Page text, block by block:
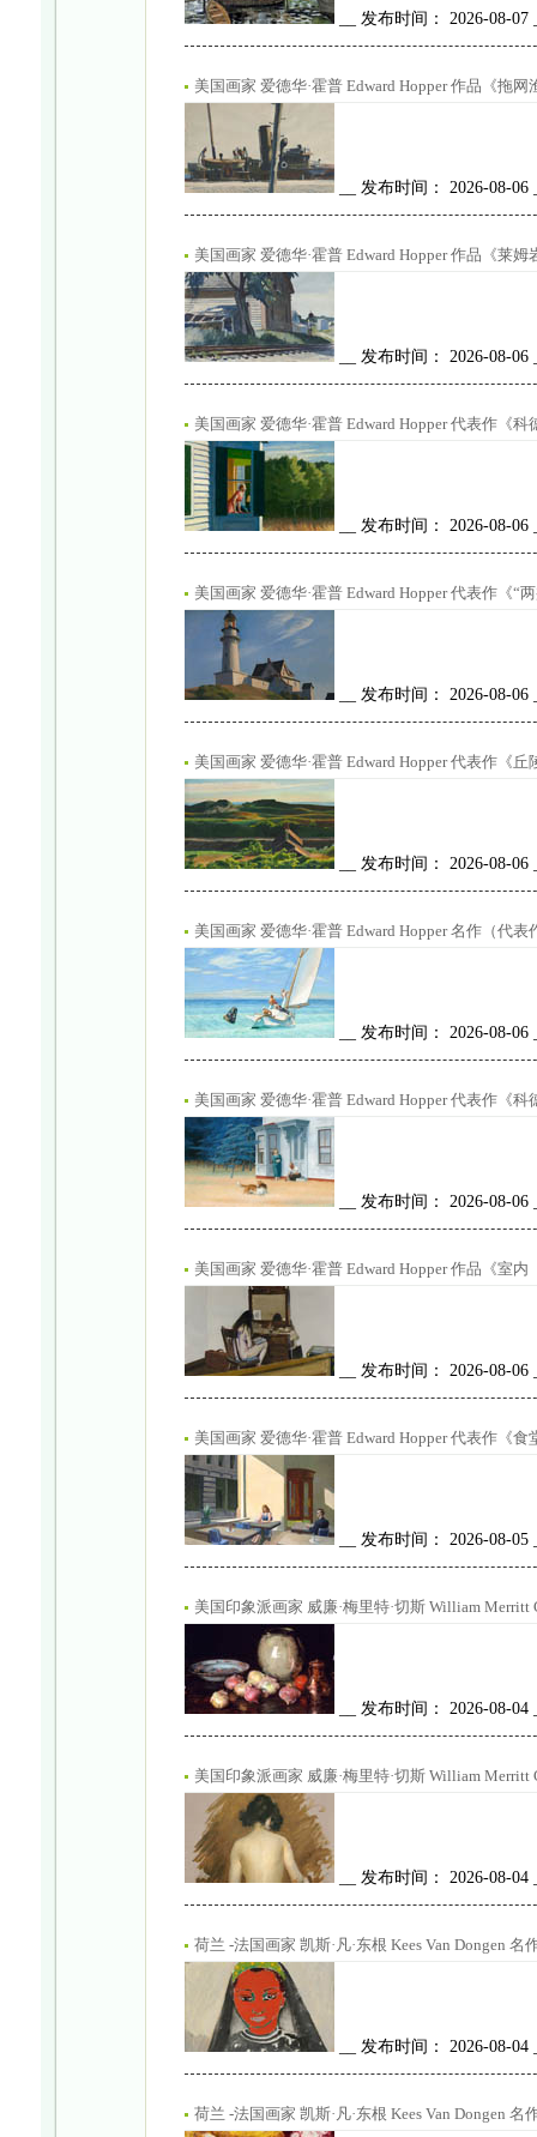
__ 发布时间： 2026-08-07
美国画家 爱德华·霍普 Edward Hopper 作品《拖网
__ 发布时间： 2026-08-06
美国画家 爱德华·霍普 Edward Hopper 作品《莱
__ 发布时间： 2026-08-06
美国画家 爱德华·霍普 Edward Hopper 代表作《
__ 发布时间： 2026-08-06
美国画家 爱德华·霍普 Edward Hopper 代表作《“
__ 发布时间： 2026-08-06
美国画家 爱德华·霍普 Edward Hopper 代表作《
__ 发布时间： 2026-08-06
美国画家 爱德华·霍普 Edward Hopper 名作（代
__ 发布时间： 2026-08-06
美国画家 爱德华·霍普 Edward Hopper 代表作《
__ 发布时间： 2026-08-06
美国画家 爱德华·霍普 Edward Hopper 作品《室内
__ 发布时间： 2026-08-06
美国画家 爱德华·霍普 Edward Hopper 代表作《
__ 发布时间： 2026-08-05
美国印象派画家 威廉·梅里特·切斯 William Merritt
__ 发布时间： 2026-08-04
美国印象派画家 威廉·梅里特·切斯 William Merritt
__ 发布时间： 2026-08-04
荷兰 -法国画家 凯斯·凡·东根 Kees Van Dongen
__ 发布时间： 2026-08-04
荷兰 -法国画家 凯斯·凡·东根 Kees Van Dongen